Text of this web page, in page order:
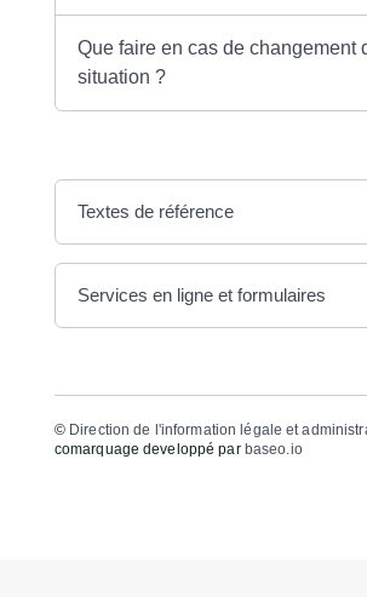
Que faire en cas de changement
situation ?
Textes de référence
Services en ligne et formulaires
© Direction de l'information légale et
comarquage developpé par baseo.io